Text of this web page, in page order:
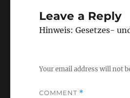
Leave a Reply
Hinweis: Gesetzes-
Your email address will not
COMMENT *